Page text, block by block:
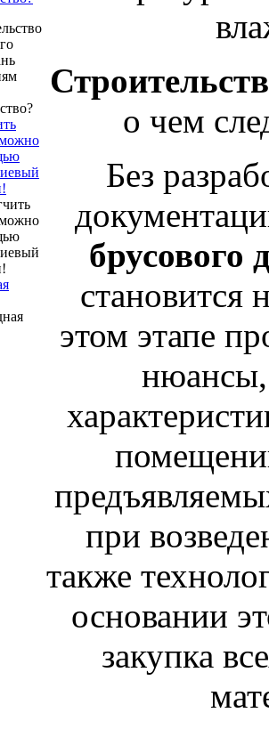
С
о чем
Без
брусового
этом этапе
при
также
основании
закупка